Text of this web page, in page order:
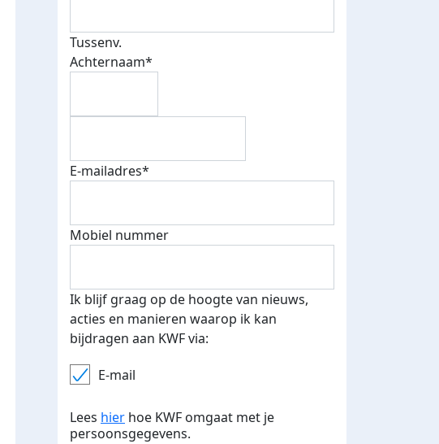
Tussenv.
Achternaam*
E-mailadres*
Mobiel nummer
Ik blijf graag op de hoogte van nieuws,
acties en manieren waarop ik kan
bijdragen aan KWF via:
E-mail
Lees hier hoe KWF omgaat met je
persoonsgegevens.